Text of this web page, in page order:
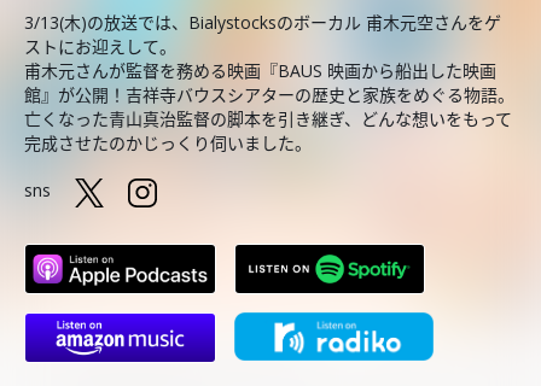
3/13(木)の放送では、Bialystocksのボーカル 甫木元空さんをゲ
ストにお迎えして。
甫木元さんが監督を務める映画『BAUS 映画から船出した映画
館』が公開！吉祥寺バウスシアターの歴史と家族をめぐる物語。
亡くなった青山真治監督の脚本を引き継ぎ、どんな想いをもって
完成させたのかじっくり伺いました。
sns